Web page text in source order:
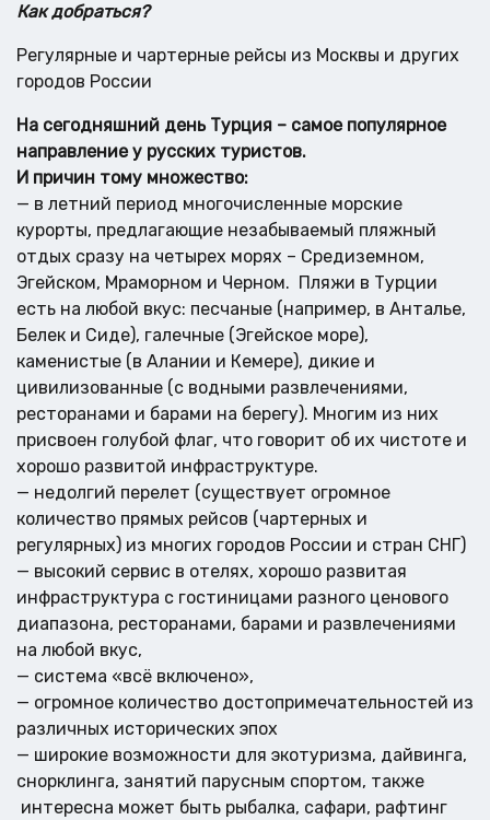
Как добраться?
Регулярные и чартерные рейсы из Москвы и других
городов России
На сегодняшний день Турция – самое популярное
направление у русских туристов.
И причин тому множество:
— в летний период многочисленные морские
курорты, предлагающие незабываемый пляжный
отдых сразу на четырех морях – Средиземном,
Эгейском, Мраморном и Черном. Пляжи в Турции
есть на любой вкус: песчаные (например, в Анталье,
Белек и Сиде), галечные (Эгейское море),
каменистые (в Алании и Кемере), дикие и
цивилизованные (с водными развлечениями,
ресторанами и барами на берегу). Многим из них
присвоен голубой флаг, что говорит об их чистоте и
хорошо развитой инфраструктуре.
— недолгий перелет (существует огромное
количество прямых рейсов (чартерных и
регулярных) из многих городов России и стран СНГ)
— высокий сервис в отелях, хорошо развитая
инфраструктура с гостиницами разного ценового
диапазона, ресторанами, барами и развлечениями
на любой вкус,
— система «всё включено»,
— огромное количество достопримечательностей из
различных исторических эпох
— широкие возможности для экотуризма, дайвинга,
снорклинга, занятий парусным спортом, также
интересна может быть рыбалка, сафари, рафтинг